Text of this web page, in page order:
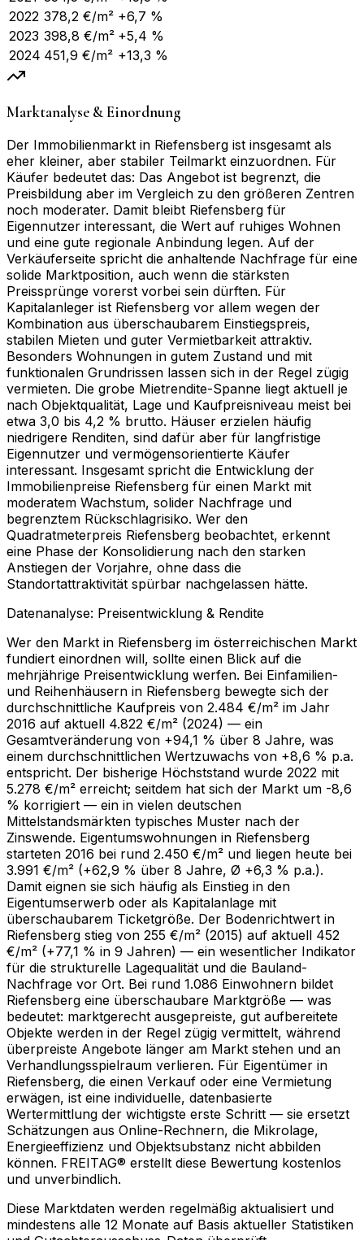
2022 378,2 €/m² +6,7 %
2023 398,8 €/m² +5,4 %
2024 451,9 €/m² +13,3 %
Marktanalyse & Einordnung
Der Immobilienmarkt in Riefensberg ist insgesamt als
eher kleiner, aber stabiler Teilmarkt einzuordnen. Für
Käufer bedeutet das: Das Angebot ist begrenzt, die
Preisbildung aber im Vergleich zu den größeren Zentren
noch moderater. Damit bleibt Riefensberg für
Eigennutzer interessant, die Wert auf ruhiges Wohnen
und eine gute regionale Anbindung legen. Auf der
Verkäuferseite spricht die anhaltende Nachfrage für eine
solide Marktposition, auch wenn die stärksten
Preissprünge vorerst vorbei sein dürften. Für
Kapitalanleger ist Riefensberg vor allem wegen der
Kombination aus überschaubarem Einstiegspreis,
stabilen Mieten und guter Vermietbarkeit attraktiv.
Besonders Wohnungen in gutem Zustand und mit
funktionalen Grundrissen lassen sich in der Regel zügig
vermieten. Die grobe Mietrendite-Spanne liegt aktuell je
nach Objektqualität, Lage und Kaufpreisniveau meist bei
etwa 3,0 bis 4,2 % brutto. Häuser erzielen häufig
niedrigere Renditen, sind dafür aber für langfristige
Eigennutzer und vermögensorientierte Käufer
interessant. Insgesamt spricht die Entwicklung der
Immobilienpreise Riefensberg für einen Markt mit
moderatem Wachstum, solider Nachfrage und
begrenztem Rückschlagrisiko. Wer den
Quadratmeterpreis Riefensberg beobachtet, erkennt
eine Phase der Konsolidierung nach den starken
Anstiegen der Vorjahre, ohne dass die
Standortattraktivität spürbar nachgelassen hätte.
Datenanalyse: Preisentwicklung & Rendite
Wer den Markt in Riefensberg im österreichischen Markt
fundiert einordnen will, sollte einen Blick auf die
mehrjährige Preisentwicklung werfen. Bei Einfamilien-
und Reihenhäusern in Riefensberg bewegte sich der
durchschnittliche Kaufpreis von 2.484 €/m² im Jahr
2016 auf aktuell 4.822 €/m² (2024) — ein
Gesamtveränderung von +94,1 % über 8 Jahre, was
einem durchschnittlichen Wertzuwachs von +8,6 % p.a.
entspricht. Der bisherige Höchststand wurde 2022 mit
5.278 €/m² erreicht; seitdem hat sich der Markt um -8,6
% korrigiert — ein in vielen deutschen
Mittelstandsmärkten typisches Muster nach der
Zinswende. Eigentumswohnungen in Riefensberg
starteten 2016 bei rund 2.450 €/m² und liegen heute bei
3.991 €/m² (+62,9 % über 8 Jahre, Ø +6,3 % p.a.).
Damit eignen sie sich häufig als Einstieg in den
Eigentumserwerb oder als Kapitalanlage mit
überschaubarem Ticketgröße. Der Bodenrichtwert in
Riefensberg stieg von 255 €/m² (2015) auf aktuell 452
€/m² (+77,1 % in 9 Jahren) — ein wesentlicher Indikator
für die strukturelle Lagequalität und die Bauland-
Nachfrage vor Ort. Bei rund 1.086 Einwohnern bildet
Riefensberg eine überschaubare Marktgröße — was
bedeutet: marktgerecht ausgepreiste, gut aufbereitete
Objekte werden in der Regel zügig vermittelt, während
überpreiste Angebote länger am Markt stehen und an
Verhandlungsspielraum verlieren. Für Eigentümer in
Riefensberg, die einen Verkauf oder eine Vermietung
erwägen, ist eine individuelle, datenbasierte
Wertermittlung der wichtigste erste Schritt — sie ersetzt
Schätzungen aus Online-Rechnern, die Mikrolage,
Energieeffizienz und Objektsubstanz nicht abbilden
können. FREITAG® erstellt diese Bewertung kostenlos
und unverbindlich.
Diese Marktdaten werden regelmäßig aktualisiert und
mindestens alle 12 Monate auf Basis aktueller Statistiken